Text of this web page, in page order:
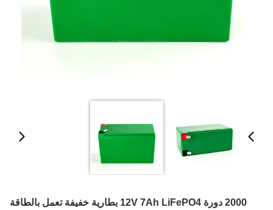
2000 دورة 12V 7Ah LiFePO4 بطارية خفيفة تعمل بالطاقة